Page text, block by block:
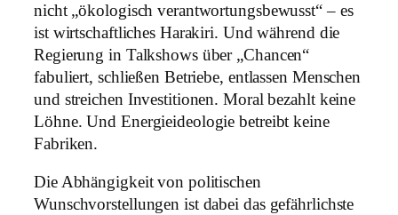
nicht „ökologisch verantwortungsbewusst“ – es
ist wirtschaftliches Harakiri. Und während die
Regierung in Talkshows über „Chancen“
fabuliert, schließen Betriebe, entlassen Menschen
und streichen Investitionen. Moral bezahlt keine
Löhne. Und Energieideologie betreibt keine
Fabriken.
Die Abhängigkeit von politischen
Wunschvorstellungen ist dabei das gefährlichste